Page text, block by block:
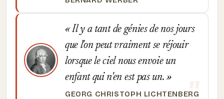
Il y a tant de génies de nos jours
que l'on peut vraiment se réjouir
lorsque le ciel nous envoie un
enfant qui n'en est pas un.
GEORG CHRISTOPH LICHTENBERG